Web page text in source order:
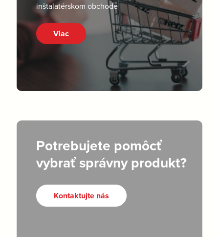
inštalatérskom obchode
Viac
Potrebujete pomôcť
vybrať správny produkt?
Kontaktujte nás